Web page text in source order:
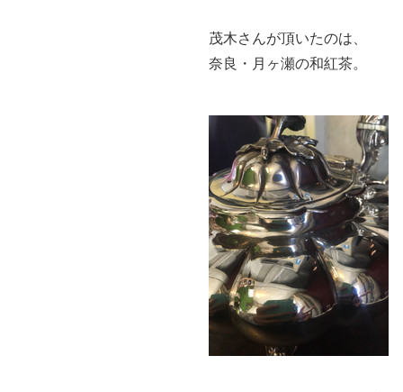
茂木さんが頂いたのは、
奈良・月ヶ瀬の和紅茶。